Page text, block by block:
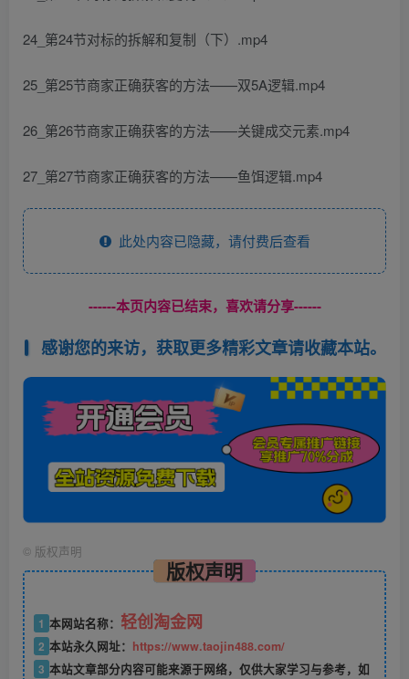
24_第24节对标的拆解和复制（下）.mp4
25_第25节商家正确获客的方法——双5A逻辑.mp4
26_第26节商家正确获客的方法——关键成交元素.mp4
27_第27节商家正确获客的方法——鱼饵逻辑.mp4
此处内容已隐藏，请付费后查看
------本页内容已结束，喜欢请分享------
感谢您的来访，获取更多精彩文章请收藏本站。
© 版权声明
版权声明
1 本网站名称： 轻创淘金网
2 本站永久网址： https://www.taojin488.com/
3 本站文章部分内容可能来源于网络，仅供大家学习与参考，如